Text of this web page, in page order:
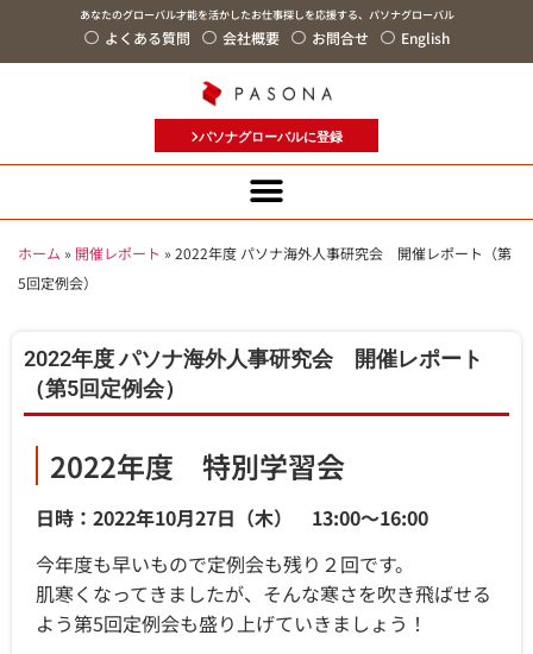
あなたのグローバル才能を活かしたお仕事探しを応援する、パソナグローバル
よくある質問 会社概要 お問合せ English
パソナグローバルに登録
ホーム » 開催レポート »2022年度 パソナ海外人事研究会 開催レポート（第
5回定例会）
2022年度 パソナ海外人事研究会 開催レポート
（第5回定例会）
2022年度 特別学習会
日時：2022年10月27日（木） 13:00～16:00
今年度も早いもので定例会も残り２回です。
肌寒くなってきましたが、そんな寒さを吹き飛ばせる
よう第5回定例会も盛り上げていきましょう！